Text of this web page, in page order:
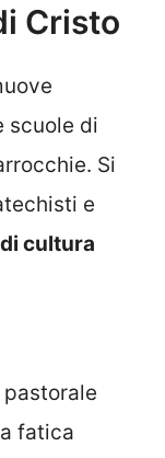
Cristo
scuole di
Si
e
cultura
fatica